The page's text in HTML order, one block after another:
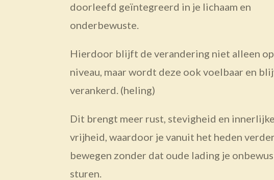
doorleefd geïntegreerd in je lichaam en
onderbewuste.
Hierdoor blijft de verandering niet alleen
niveau, maar wordt deze ook voelbaar en
verankerd. (heling)
Dit brengt meer rust, stevigheid en innerlijke
vrijheid, waardoor je vanuit het heden
bewegen zonder dat oude lading je
sturen.